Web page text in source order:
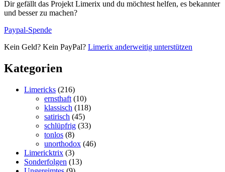
Dir gefällt das Projekt Limerix und du möchtest helfen, es bekannter
und besser zu machen?
Paypal-Spende
Kein Geld? Kein PayPal? Limerix anderweitig unterstützen
Kategorien
Limericks (216)
ernsthaft (10)
klassisch (118)
satirisch (45)
schlüpfrig (33)
tonlos (8)
unorthodox (46)
Limericktrix (3)
Sonderfolgen (13)